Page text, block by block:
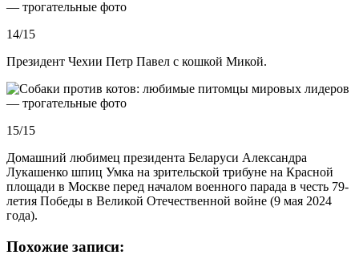
14/15
Президент Чехии Петр Павел с кошкой Микой.
15/15
Домашний любимец президента Беларуси Александра
Лукашенко шпиц Умка на зрительской трибуне на Красной
площади в Москве перед началом военного парада в честь 79-
летия Победы в Великой Отечественной войне (9 мая 2024
года).
Похожие записи: